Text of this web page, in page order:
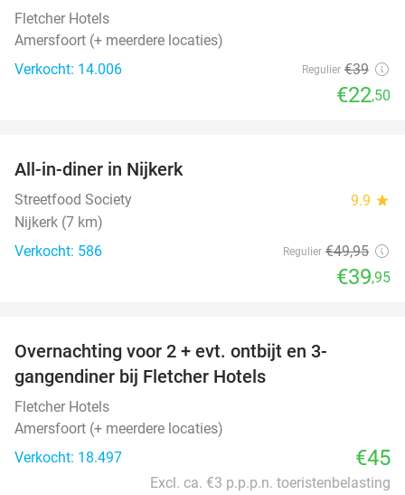
Fletcher Hotels
Amersfoort (+ meerdere locaties)
Verkocht: 14.006
Regulier €39
€22,50
All-in-diner in Nijkerk
Streetfood Society 9.9 star
Nijkerk (7 km)
Verkocht: 586
Regulier €49,95
€39,95
Overnachting voor 2 + evt. ontbijt en 3-
gangendiner bij Fletcher Hotels
Fletcher Hotels
Amersfoort (+ meerdere locaties)
Verkocht: 18.497
€45
Excl. ca. €3 p.p.p.n. toeristenbelasting